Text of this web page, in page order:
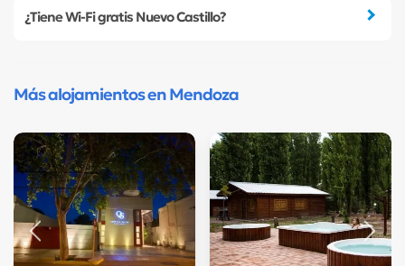
¿Tiene Wi-Fi gratis Nuevo Castillo?
Más alojamientos en Mendoza